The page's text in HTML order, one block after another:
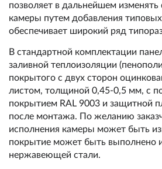
позволяет в дальнейшем
камеры путем добавления
обеспечивает широкий ряд
В стандартной комплектации
заливной теплоизоляции
покрытого с двух сторон
листом, толщиной 0,45-0,5 мм, с
покрытием RAL 9003 и защитной
после монтажа. По желанию
исполнения камеры может быть
покрытие может быть выполнено
нержавеющей стали.